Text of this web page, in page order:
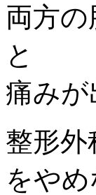
両方
と
痛み
整形
をや